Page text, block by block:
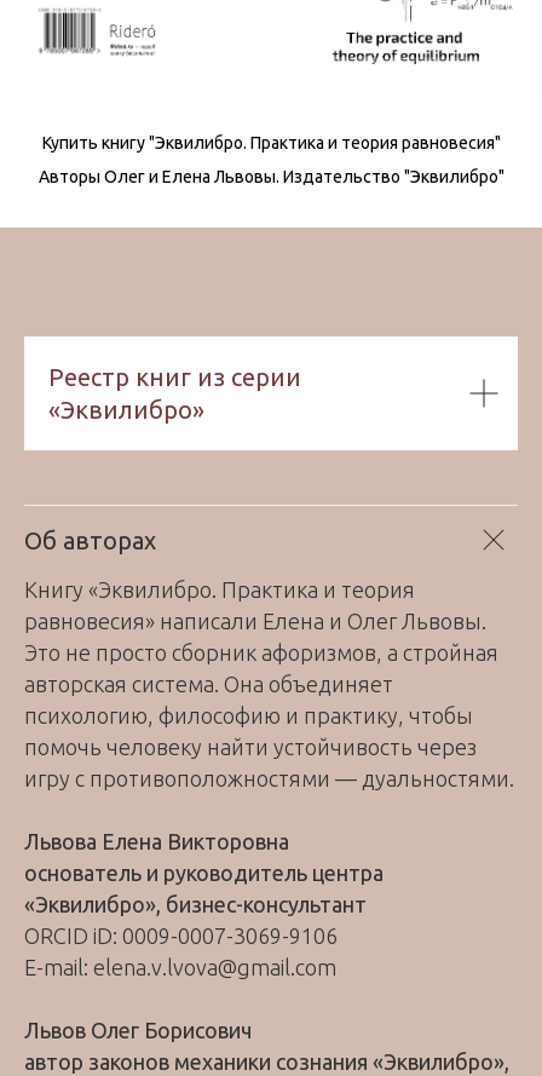
Купить книгу "Эквилибро. Практика и теория равновесия"
Авторы Олег и Елена Львовы. Издательство "Эквилибро"
Реестр книг из серии
«Эквилибро»
Об авторах
Книгу «Эквилибро. Практика и теория
равновесия» написали Елена и Олег Львовы.
Это не просто сборник афоризмов, а стройная
авторская система. Она объединяет
психологию, философию и практику, чтобы
помочь человеку найти устойчивость через
игру с противоположностями — дуальностями.
Львова Елена Викторовна
основатель и руководитель центра
«Эквилибро», бизнес-консультант
ORCID iD: 0009-0007-3069-9106
E-mail: elena.v.lvova@gmail.com
Львов Олег Борисович
автор законов механики сознания «Эквилибро»,